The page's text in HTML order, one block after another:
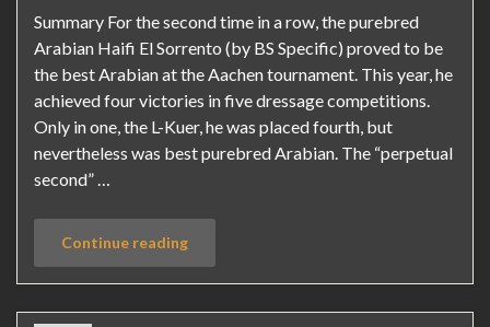
Summary For the second time in a row, the purebred
Arabian Haifi El Sorrento (by BS Specific) proved to be
the best Arabian at the Aachen tournament. This year, he
achieved four victories in five dressage competitions.
Only in one, the L-Kuer, he was placed fourth, but
nevertheless was best purebred Arabian. The “perpetual
second” …
Continue reading